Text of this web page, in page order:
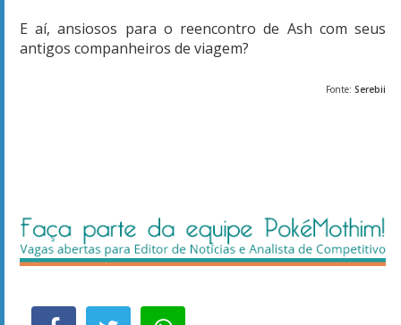
E aí, ansiosos para o reencontro de Ash com seus
antigos companheiros de viagem?
Fonte: Serebii